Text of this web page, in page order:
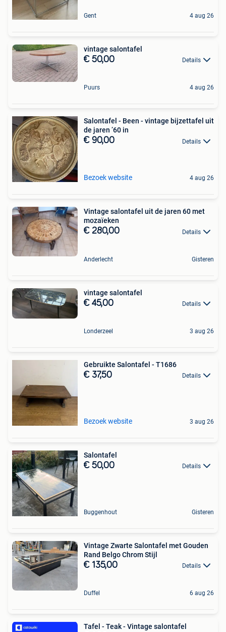
Gent 4 aug 26
vintage salontafel
€ 50,00 Details
Puurs 4 aug 26
Salontafel - Been - vintage bijzettafel uit
de jaren ’60 in
€ 90,00 Details
Bezoek website 4 aug 26
Vintage salontafel uit de jaren 60 met
mozaïeken
€ 280,00 Details
Anderlecht Gisteren
vintage salontafel
€ 45,00 Details
Londerzeel 3 aug 26
Gebruikte Salontafel - T1686
€ 37,50 Details
Bezoek website 3 aug 26
Salontafel
€ 50,00 Details
Buggenhout Gisteren
Vintage Zwarte Salontafel met Gouden
Rand Belgo Chrom Stijl
€ 135,00 Details
Duffel 6 aug 26
Tafel - Teak - Vintage salontafel